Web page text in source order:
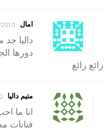
امال 13:19
داليا
دورها
رائع رائع
متيم داليا
انا ما
فنانات